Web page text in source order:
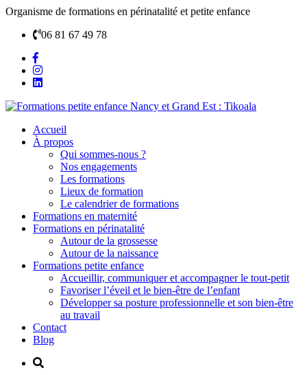
Organisme de formations en périnatalité et petite enfance
06 81 67 49 78
Accueil
À propos
Qui sommes-nous ?
Nos engagements
Les formations
Lieux de formation
Le calendrier de formations
Formations en maternité
Formations en périnatalité
Autour de la grossesse
Autour de la naissance
Formations petite enfance
Accueillir, communiquer et accompagner le tout-petit
Favoriser l’éveil et le bien-être de l’enfant
Développer sa posture professionnelle et son bien-être
au travail
Contact
Blog